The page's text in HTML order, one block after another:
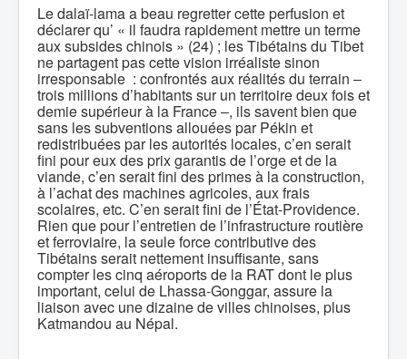
Le dalaï-lama a beau regretter cette perfusion et
déclarer qu’ « il faudra rapidement mettre un terme
aux subsides chinois » (24) ; les Tibétains du Tibet
ne partagent pas cette vision irréaliste sinon
irresponsable : confrontés aux réalités du terrain ‒
trois millions d’habitants sur un territoire deux fois et
demie supérieur à la France ‒, ils savent bien que
sans les subventions allouées par Pékin et
redistribuées par les autorités locales, c’en serait
fini pour eux des prix garantis de l’orge et de la
viande, c’en serait fini des primes à la construction,
à l’achat des machines agricoles, aux frais
scolaires, etc. C’en serait fini de l’État-Providence.
Rien que pour l’entretien de l’infrastructure routière
et ferroviaire, la seule force contributive des
Tibétains serait nettement insuffisante, sans
compter les cinq aéroports de la RAT dont le plus
important, celui de Lhassa-Gonggar, assure la
liaison avec une dizaine de villes chinoises, plus
Katmandou au Népal.